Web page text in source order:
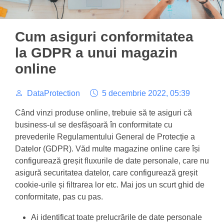
Cum asiguri conformitatea
la GDPR a unui magazin
online
DataProtection 5 decembrie 2022, 05:39
Când vinzi produse online, trebuie să te asiguri că
business-ul se desfășoară în conformitate cu
prevederile Regulamentului General de Protecție a
Datelor (GDPR). Văd multe magazine online care își
configurează greșit fluxurile de date personale, care nu
asigură securitatea datelor, care configurează greșit
cookie-urile și filtrarea lor etc. Mai jos un scurt ghid de
conformitate, pas cu pas.
Ai identificat toate prelucrările de date personale